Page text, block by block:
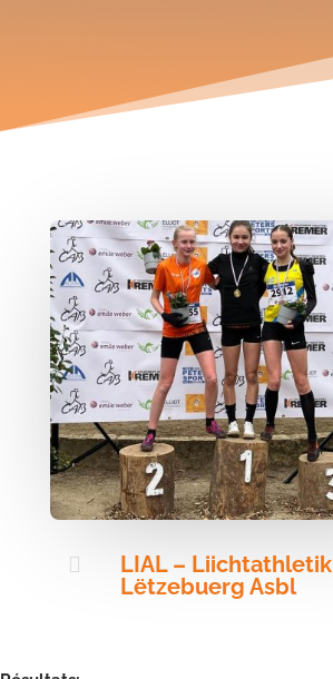
 LIAL –
Lëtzebuerg Asbl